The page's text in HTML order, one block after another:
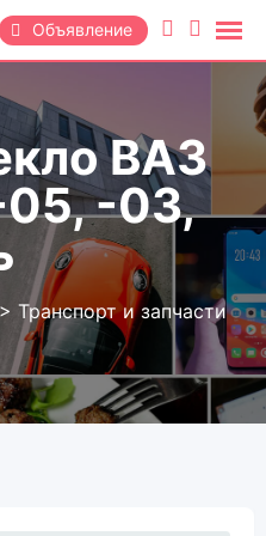
Объявление
ВАЗ
-03,
> Транспорт и запчасти